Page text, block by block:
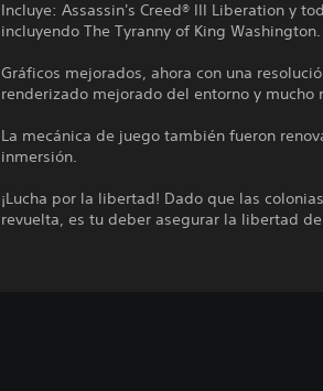
Incluye: Assassin's Creed® III Liberation y
incluyendo The Tyranny of King Washington.
Gráficos mejorados, ahora con una
renderizado mejorado del entorno y mucho
La mecánica de juego también fueron
inmersión.
¡Lucha por la libertad! Dado que las
revuelta, es tu deber asegurar la libertad